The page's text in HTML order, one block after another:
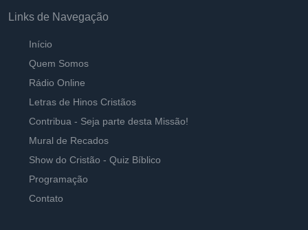
Links de Navegação
Início
Quem Somos
Rádio Online
Letras de Hinos Cristãos
Contribua - Seja parte desta Missão!
Mural de Recados
Show do Cristão - Quiz Bíblico
Programação
Contato